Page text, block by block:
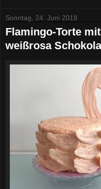
Sonntag, 24. Juni 2018
Flamingo-Torte
weißrosa